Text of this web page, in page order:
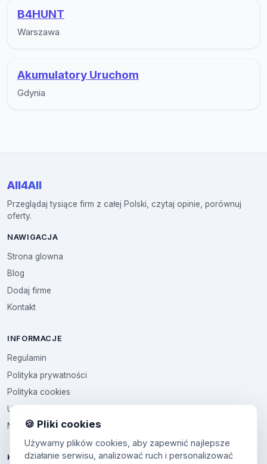
B4HUNT
Warszawa
Akumulatory Uruchom
Gdynia
All4All
Przeglądaj tysiące firm z całej Polski, czytaj opinie, porównuj
oferty.
NAWIGACJA
Strona glowna
Blog
Dodaj firme
Kontakt
INFORMACJE
Regulamin
Polityka prywatności
Polityka cookies
Ustawienia cookies
Multikod
KONTO
🍪 Pliki cookies
Używamy plików cookies, aby zapewnić najlepsze
działanie serwisu, analizować ruch i personalizować